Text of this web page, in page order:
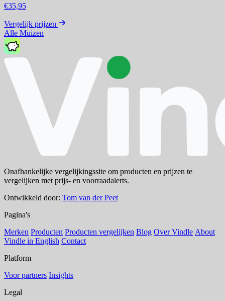
€35,95
Vergelijk prijzen
Alle Muizen
Onafhankelijke vergelijkingssite om producten en prijzen te
vergelijken met prijs- en voorraadalerts.
Ontwikkeld door: Tom van der Peet
Pagina's
Merken Producten Producten vergelijken Blog Over Vindle About
Vindle in English Contact
Platform
Voor partners Insights
Legal